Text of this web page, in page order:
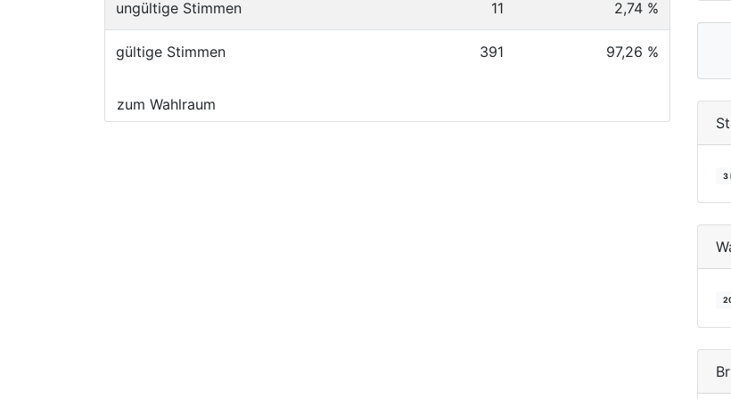
ungültige Stimmen 11 2,74 %
gültige Stimmen 391 97,26 %
zum Wahlraum
3